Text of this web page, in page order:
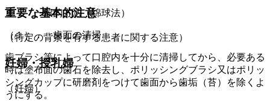
重要な基本的注意
（特定の背景を有する患者に関する注意）
妊婦・授乳婦
（妊婦）
１． 一般的方法（綿球法）
（１）． 歯面の清掃
歯ブラシ等によって口腔内を十分に清掃してから、必要ある
時は塗布面の歯石を除去し、ポリッシングブラシ又はポリッ
シングカップに研磨剤をつけて歯面から歯垢（苔）を除くよ
うにする。